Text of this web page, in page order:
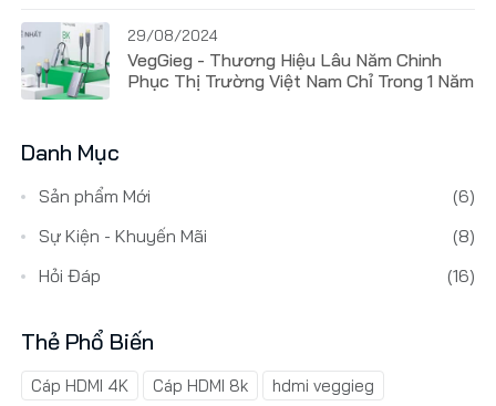
29/08/2024
VegGieg - Thương Hiệu Lâu Năm Chinh
Phục Thị Trường Việt Nam Chỉ Trong 1 Năm
Danh Mục
Sản phẩm Mới
(6)
Sự Kiện - Khuyến Mãi
(8)
Hỏi Đáp
(16)
Thẻ Phổ Biến
Cáp HDMI 4K Cáp HDMI 8k
hdmi veggieg